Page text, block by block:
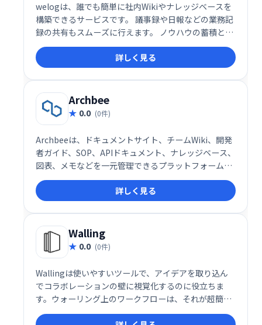
welogは、誰でも簡単に社内Wikiやナレッジベースを
構築できるサービスです。 議事録や日報などの業務記
録の共有もスムーズに行えます。 ノウハウの蓄積と共
有を効率化し、社内全体の生産性向上に貢献します。
簡単に始められるので、まずはお気軽にお試しくださ
い。
詳しく見る
Archbee
0.0 (0件)
Archbeeは、ドキュメントサイト、チームWiki、開発
者ガイド、SOP、APIドキュメント、ナレッジベース、
図表、メモなどを一元管理できるプラットフォームで
す。チームの知識共有を効率化し、情報検索の時間を
短縮、生産性向上に貢献します。 スムーズな情報アク
セスとコラボレーションを実現し、業務の改善を支援
します。
詳しく見る
Walling
0.0 (0件)
Wallingは使いやすいツールで、アイデアを取り込ん
でコラボレーションの壁に視覚化するのに役立ちま
す。ウォーリング上のワークフローは、それが超簡単
になり、今すべてのアイデアを保存し、後で仕事にそ